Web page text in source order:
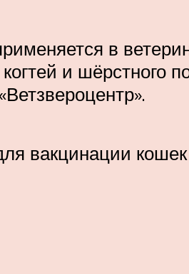
в
и шёрстного
вакцинации кошек